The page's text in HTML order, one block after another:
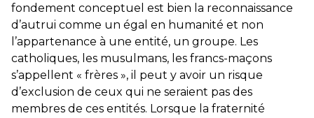
fondement conceptuel est bien la reconnaissance
d’autrui comme un égal en humanité et non
l’appartenance à une entité, un groupe. Les
catholiques, les musulmans, les francs-maçons
s’appellent « frères », il peut y avoir un risque
d’exclusion de ceux qui ne seraient pas des
membres de ces entités. Lorsque la fraternité